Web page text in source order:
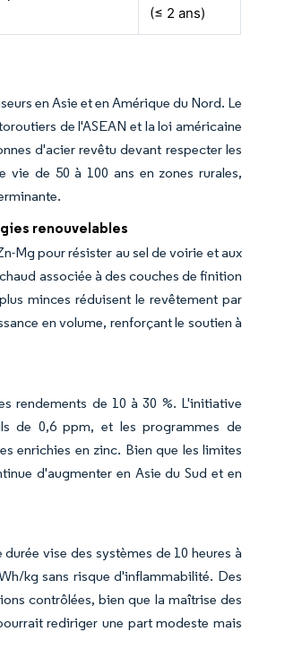
(≤ 2 ans)
en Asie et en Amérique du Nord. Le
de l'ASEAN et la loi américaine
d'acier revêtu devant respecter les
vie de 50 à 100 ans en zones rurales,
renouvelables
Mg pour résister au sel de voirie et aux
associée à des couches de finition
minces réduisent le revêtement par
en volume, renforçant le soutien à
rendements de 10 à 30 %. L'initiative
de 0,6 ppm, et les programmes de
enrichies en zinc. Bien que les limites
d'augmenter en Asie du Sud et en
vise des systèmes de 10 heures à
kg sans risque d'inflammabilité. Des
contrôlées, bien que la maîtrise des
rediriger une part modeste mais